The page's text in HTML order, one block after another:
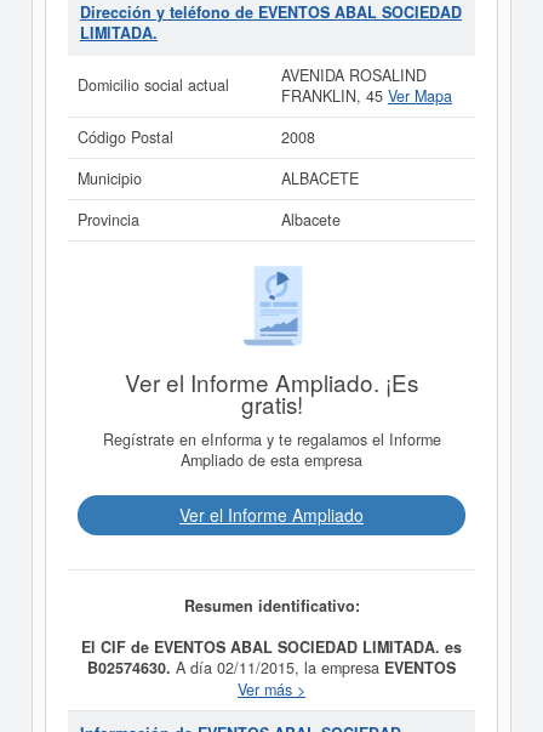
Dirección y teléfono de EVENTOS ABAL SOCIEDAD
LIMITADA.
Domicilio social actual
AVENIDA ROSALIND
FRANKLIN, 45 Ver Mapa
Código Postal
2008
Municipio
ALBACETE
Provincia
Albacete
Ver el Informe Ampliado. ¡Es
gratis!
Regístrate en eInforma y te regalamos el Informe
Ampliado de esta empresa
Ver el Informe Ampliado
Resumen identificativo:
El CIF de EVENTOS ABAL SOCIEDAD LIMITADA. es
B02574630. A día 02/11/2015, la empresa EVENTOS
ABAL SOCIEDAD LIMITADA.
objetivo La sociedad tiene por objeto el desarrollo de las
Ver más >